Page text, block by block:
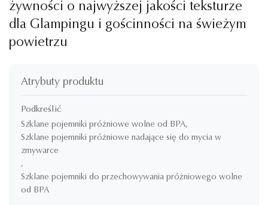
żywności o najwyższej jakości teksturze
dla Glampingu i gościnności na świeżym
powietrzu
Atrybuty produktu
Podkreślić
Szklane pojemniki próżniowe wolne od BPA,
Szklane pojemniki próżniowe nadające się do mycia w
zmywarce
,
Szklane pojemniki do przechowywania próżniowego wolne
od BPA